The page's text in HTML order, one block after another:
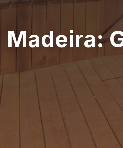
Madeira: